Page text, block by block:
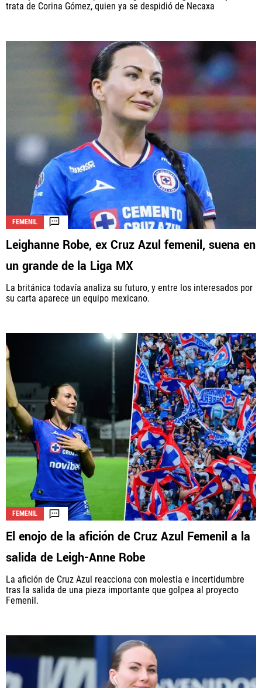
trata de Corina Gómez, quien ya se despidió de Necaxa
FEMENIL
Leighanne Robe, ex Cruz Azul femenil, suena en
un grande de la Liga MX
La británica todavía analiza su futuro, y entre los interesados por
su carta aparece un equipo mexicano.
FEMENIL
El enojo de la afición de Cruz Azul Femenil a la
salida de Leigh-Anne Robe
La afición de Cruz Azul reacciona con molestia e incertidumbre
tras la salida de una pieza importante que golpea al proyecto
Femenil.